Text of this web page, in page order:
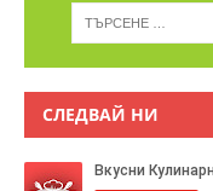
СЛЕДВАЙ НИ